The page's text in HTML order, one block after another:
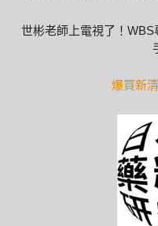
世彬老師上電視了！
爆買新